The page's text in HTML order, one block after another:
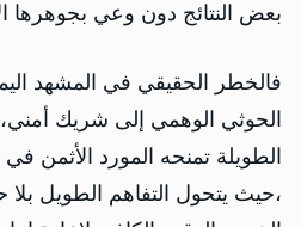
بعض النتائج دون وعي بجوهرها
فالخطر الحقيقي في المشهد
الحوثي الوهمي إلى شريك
الطويلة تمنحه المورد الأثمن
،حيث يتحول التفاهم الطويل